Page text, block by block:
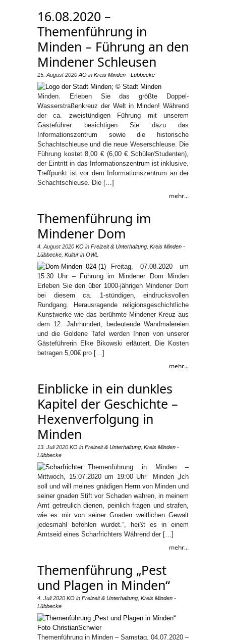
16.08.2020 –
Themenführung in
Minden – Führung an den
Mindener Schleusen
15. August 2020 AO in Kreis Minden - Lübbecke
Minden. Erleben Sie das größte Doppel-
Wasserstraßenkreuz der Welt in Minden! Während
der ca. zweistündigen Führung mit unserem
Gästeführer besichtigen Sie dazu das
Informationszentrum sowie die historische
Schachtschleuse und die neue Weserschleuse. Die
Führung kostet 8,00 € (6,00 € Schüler/Studenten),
der Eintritt in das Informationszentrum ist inklusive.
Treffpunkt ist vor dem Informationszentrum an der
Schachtschleuse. Die […]
mehr...
Themenführung im
Mindener Dom
4. August 2020 KO in Freizeit & Unterhaltung Kreis Minden -
Lübbecke Kultur in OWL
Freitag, 07.08.2020 um
15:30 Uhr – Führung im Mindener Dom Minden
Erleben Sie den über 1000-jährigen Mindener Dom
bei diesem ca. 1-stündigen, eindrucksvollen
Rundgang. Herausragende religionsgeschichtliche
Kunstwerke wie das berühmte Mindener Kreuz aus
dem 12. Jahrhundert, bedeutende Wandmalereien
und die Goldene Tafel werden Ihnen von unserer
Gästeführerin Elke Bikowski erläutert. Die Kosten
betragen 5,00€ pro […]
mehr...
Einblicke in ein dunkles
Kapitel der Geschichte –
Hexenverfolgung in
Minden
13. Juli 2020 KO in Freizeit & Unterhaltung Kreis Minden -
Lübbecke
Themenführung in Minden –
Mittwoch, 15.07.2020 um 19:00 Uhr Minden „Ich
soll und will meines gnädigen Herrn von Minden und
seiner gnaden Stift vor Schaden wahren, in meinem
Amt getreulich dienen, peinlich fragen und strafen,
wie es mir von seiner Gnaden weltlichen Gewalt
jedesmahl befohlen wurdet.“, heißt es in einem
Amtseid eines Scharfrichters Während der […]
mehr...
Themenführung „Pest
und Plagen in Minden“
4. Juli 2020 KO in Freizeit & Unterhaltung Kreis Minden -
Lübbecke
Themenführung in Minden – Samstag, 04.07.2020 –